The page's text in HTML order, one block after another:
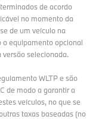
de acordo
no momento da
de um veículo na
equipamento opcional
selecionada.
WLTP e são
de modo a garantir a
veículos, no que se
taxas baseadas (no